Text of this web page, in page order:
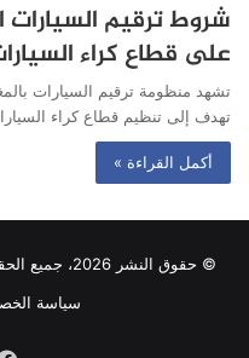
شروط ترقيم السيارات
على قطاع كراء
تشهد منظومة ترقيم السيارات
تهدف إلى تنظيم قطاع كراء
أكمل القراءة »
© حقوق النشر 2026، جميع الحقوق محفوظة |
سياسة